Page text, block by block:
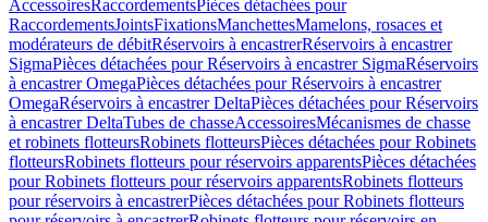
AccessoiresRaccordementsPièces détachées pour
RaccordementsJointsFixationsManchettesMamelons, rosaces et
modérateurs de débitRéservoirs à encastrerRéservoirs à encastrer
SigmaPièces détachées pour Réservoirs à encastrer SigmaRéservoirs
à encastrer OmegaPièces détachées pour Réservoirs à encastrer
OmegaRéservoirs à encastrer DeltaPièces détachées pour Réservoirs
à encastrer DeltaTubes de chasseAccessoiresMécanismes de chasse
et robinets flotteursRobinets flotteursPièces détachées pour Robinets
flotteursRobinets flotteurs pour réservoirs apparentsPièces détachées
pour Robinets flotteurs pour réservoirs apparentsRobinets flotteurs
pour réservoirs à encastrerPièces détachées pour Robinets flotteurs